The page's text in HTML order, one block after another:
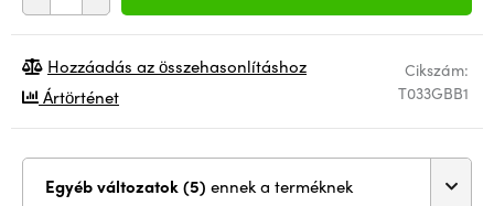
Cikszám:
T033GBB1
Hozzáadás az összehasonlításhoz
Ártörténet
Egyéb változatok (5) ennek a terméknek